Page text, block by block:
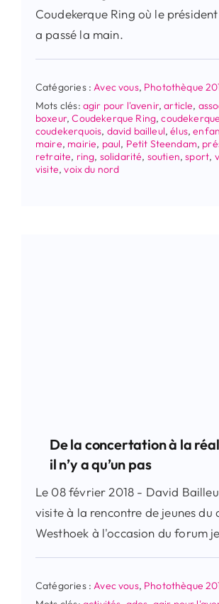
Coudekerque Ring où le
a passé la main.
Catégories :Avec vous, Photothèque
Mots clés: agir pour l'avenir,article,
boxeur,Coudekerque Ring,
coudekerquois, david bailleul,élus,
maire, mairie, paul, Petit Steendam,
retraite, ring, solidarité, soutien,sport,
visite,voix du nord
De la concertation à la
il n’y a qu’un pas
Le 08 février 2018 - David
visite à la rencontre de jeunes du
Westhoek à l'occasion du forum
Catégories : Avec vous, Photothèque